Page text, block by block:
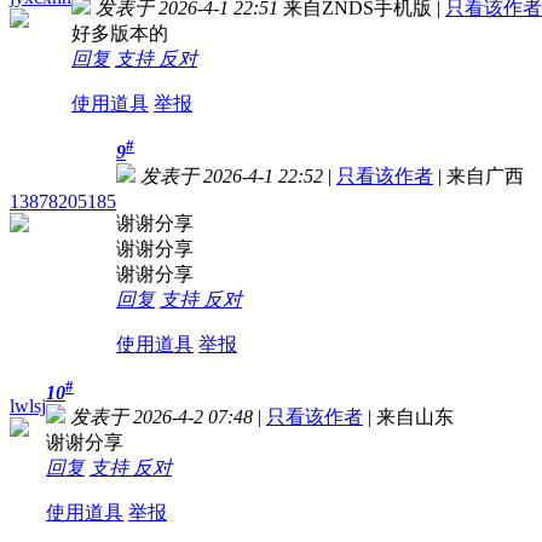
发表于 2026-4-1 22:51 来自ZNDS手机版 | 只看该作者
好多版本的
回复 支持 反对
使用道具 举报
13878205185
9#
发表于 2026-4-1 22:52 | 只看该作者 | 来自广西
谢谢分享
谢谢分享
谢谢分享
回复 支持 反对
使用道具 举报
lwlsj
10#
发表于 2026-4-2 07:48 | 只看该作者 | 来自山东
谢谢分享
回复 支持 反对
使用道具 举报